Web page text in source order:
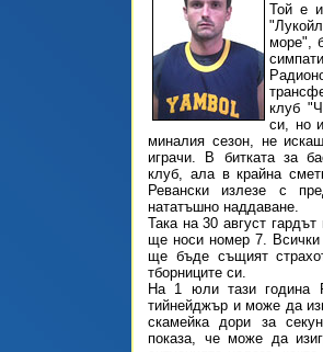
Той е
море",
клуб
си, но
миналия сезон, не
играчи. В битката за
клуб, ала в крайна
Ревански излезе с
нататъшно наддаване.
Така на 30 август
ще носи номер 7. Всички
ще бъде същият
тборниците си.
На 1 юли тази година
тийнейджър и може да
скамейка дори за
показа, че може да